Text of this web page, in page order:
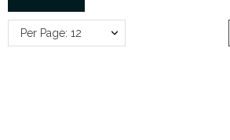
Per Page: 12